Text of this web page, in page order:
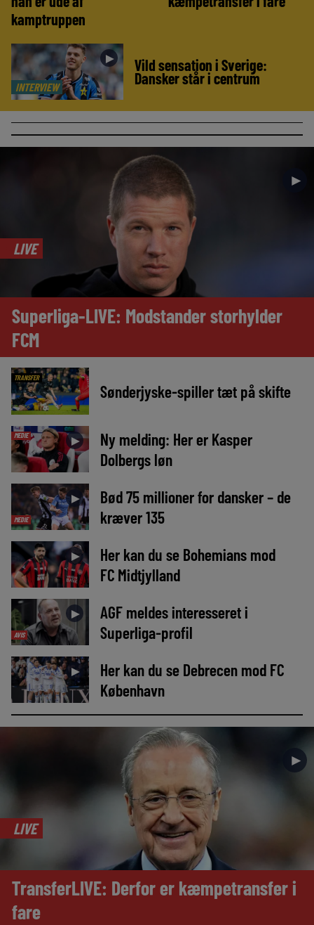
kamptruppen
INTERVIEW
► Vild sensation i Sverige:
Dansker står i centrum
►
LIVE
Superliga-LIVE: Modstander storhylder
FCM
TRANSFER
Sønderjyske-spiller tæt på skifte
MEDIE ►
Ny melding: Her er Kasper
Dolbergs løn
MEDIE
►
Bød 75 millioner for dansker – de
kræver 135
►
Her kan du se Bohemians mod
FC Midtjylland
AVIS
►
AGF meldes interesseret i
Superliga-profil
►
Her kan du se Debrecen mod FC
København
►
LIVE
TransferLIVE: Derfor er kæmpetransfer i
fare